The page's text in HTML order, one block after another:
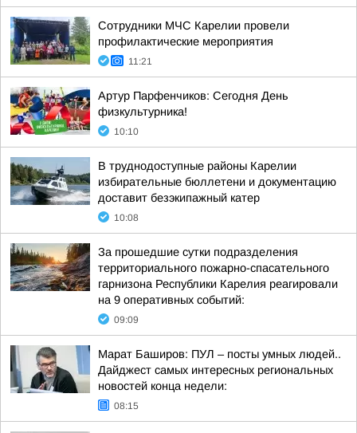
Сотрудники МЧС Карелии провели
профилактические мероприятия
11:21
Артур Парфенчиков: Сегодня День
физкультурника!
10:10
В труднодоступные районы Карелии
избирательные бюллетени и документацию
доставит безэкипажный катер
10:08
За прошедшие сутки подразделения
территориального пожарно-спасательного
гарнизона Республики Карелия реагировали
на 9 оперативных событий:
09:09
Марат Баширов: ПУЛ – посты умных людей..
Дайджест самых интересных региональных
новостей конца недели:
08:15